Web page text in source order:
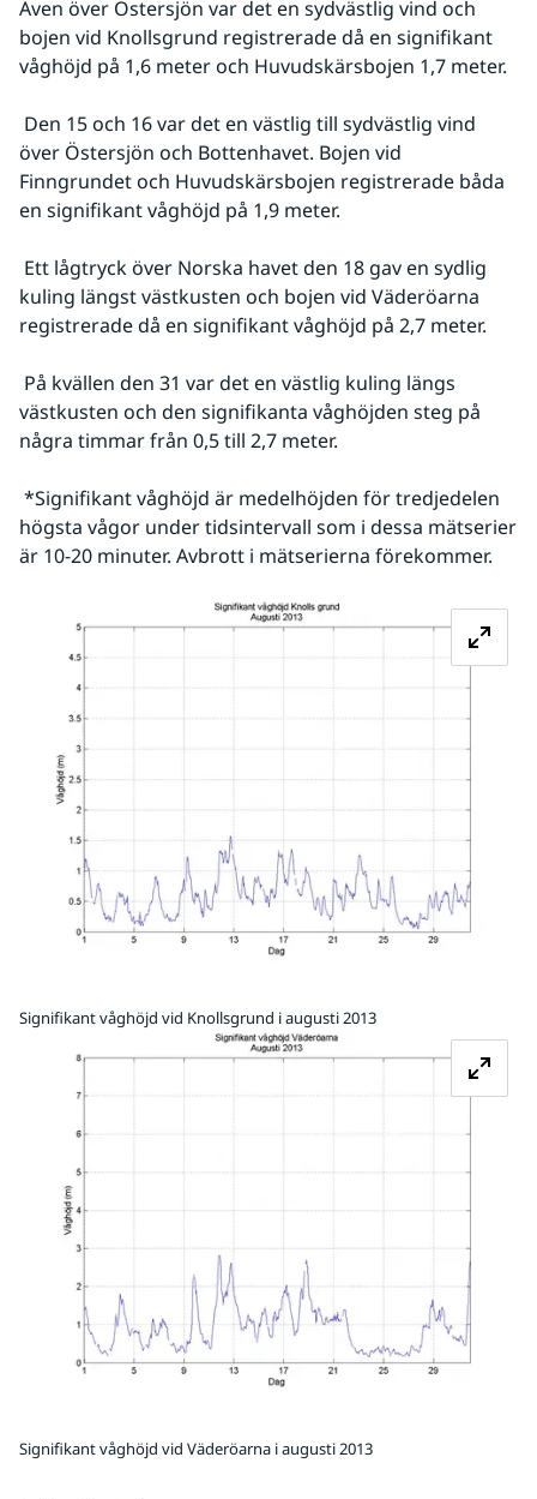
Även över Östersjön var det en sydvästlig vind och
bojen vid Knollsgrund registrerade då en signifikant
våghöjd på 1,6 meter och Huvudskärsbojen 1,7 meter.
över Östersjön och Bottenhavet. Bojen vid
Finngrundet och Huvudskärsbojen registrerade båda
en signifikant våghöjd på 1,9 meter.
kuling längst västkusten och bojen vid Väderöarna
registrerade då en signifikant våghöjd på 2,7 meter.
västkusten och den signifikanta våghöjden steg på
några timmar från 0,5 till 2,7 meter.
högsta vågor under tidsintervall som i dessa mätserier
är 10-20 minuter. Avbrott i mätserierna förekommer.
Signifikant våghöjd vid Knollsgrund i augusti 2013
Signifikant våghöjd vid Väderöarna i augusti 2013